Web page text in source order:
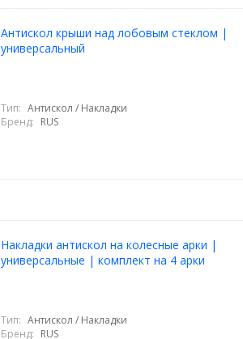
Антискол крыши над лобовым стеклом |
универсальный
Тип: Антискол / Накладки
Бренд: RUS
Накладки антискол на колесные арки |
универсальные | комплект на 4 арки
Тип: Антискол / Накладки
Бренд: RUS